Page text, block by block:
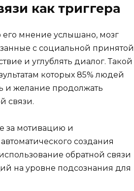
как триггера
его мнение услышано, мозг
с социальной принятой
и углублять диалог. Такой
которых 85% людей
и желание продолжать
связи.
за мотивацию и
создания
обратной связи
на уровне подсознания для